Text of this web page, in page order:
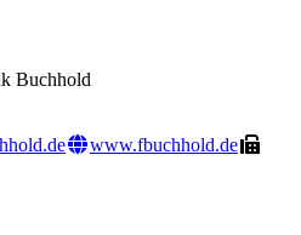
Buchhold
www.fbuchhold.de